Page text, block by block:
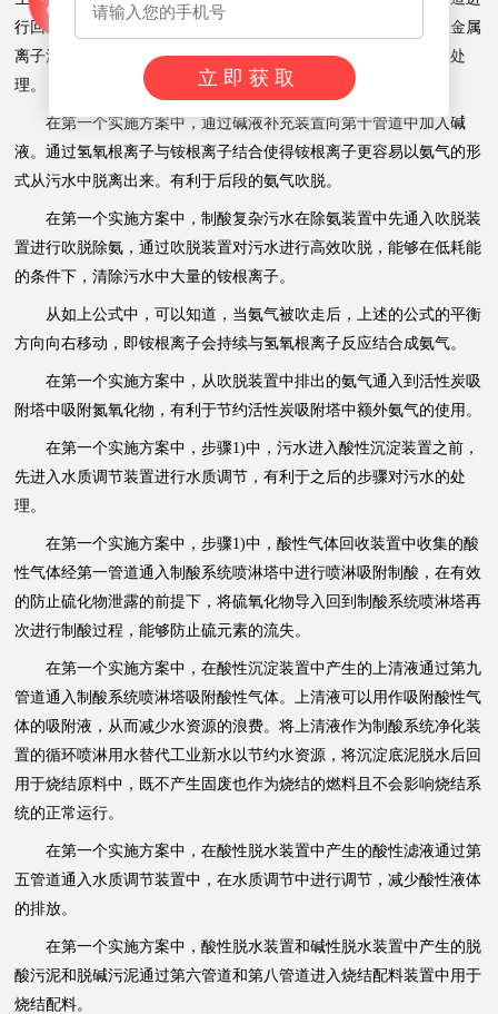
行回收，而产生的脱碱污泥通过第八管道进行回收。也就是说在金属
离子沉淀装置的絮凝沉淀池中产生的沉淀污泥也得到了有效回收处
理。
在第一个实施方案中，通过碱液补充装置向第十管道中加入碱
液。通过氢氧根离子与铵根离子结合使得铵根离子更容易以氨气的形
式从污水中脱离出来。有利于后段的氨气吹脱。
在第一个实施方案中，制酸复杂污水在除氨装置中先通入吹脱装
置进行吹脱除氨，通过吹脱装置对污水进行高效吹脱，能够在低耗能
的条件下，清除污水中大量的铵根离子。
从如上公式中，可以知道，当氨气被吹走后，上述的公式的平衡
方向向右移动，即铵根离子会持续与氢氧根离子反应结合成氨气。
在第一个实施方案中，从吹脱装置中排出的氨气通入到活性炭吸
附塔中吸附氮氧化物，有利于节约活性炭吸附塔中额外氨气的使用。
在第一个实施方案中，步骤1)中，污水进入酸性沉淀装置之前，
先进入水质调节装置进行水质调节，有利于之后的步骤对污水的处
理。
在第一个实施方案中，步骤1)中，酸性气体回收装置中收集的酸
性气体经第一管道通入制酸系统喷淋塔中进行喷淋吸附制酸，在有效
的防止硫化物泄露的前提下，将硫氧化物导入回到制酸系统喷淋塔再
次进行制酸过程，能够防止硫元素的流失。
在第一个实施方案中，在酸性沉淀装置中产生的上清液通过第九
管道通入制酸系统喷淋塔吸附酸性气体。上清液可以用作吸附酸性气
体的吸附液，从而减少水资源的浪费。将上清液作为制酸系统净化装
置的循环喷淋用水替代工业新水以节约水资源，将沉淀底泥脱水后回
用于烧结原料中，既不产生固废也作为烧结的燃料且不会影响烧结系
统的正常运行。
在第一个实施方案中，在酸性脱水装置中产生的酸性滤液通过第
五管道通入水质调节装置中，在水质调节中进行调节，减少酸性液体
的排放。
在第一个实施方案中，酸性脱水装置和碱性脱水装置中产生的脱
酸污泥和脱碱污泥通过第六管道和第八管道进入烧结配料装置中用于
烧结配料。
立即获取